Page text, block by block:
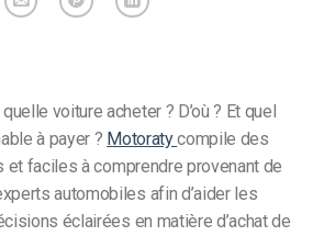
voiture acheter ? D’où ? Et quel
à payer ? Motoratycompile des
faciles à comprendre provenant de
automobiles afin d’aider les
éclairées en matière d’achat de